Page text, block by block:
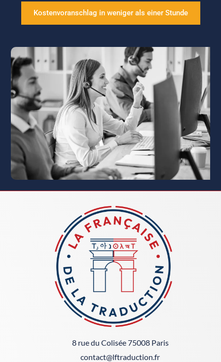
Kostenvoranschlag in weniger als einer Stunde
8 rue du Colisée 75008 Paris
contact@lftraduction.fr